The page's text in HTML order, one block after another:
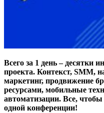
Всего за 1 день – десятки
проекта. Контекст, SMM,
маркетинг, продвижение
ресурсами, мобильные
автоматизации. Все,
одной конференции!